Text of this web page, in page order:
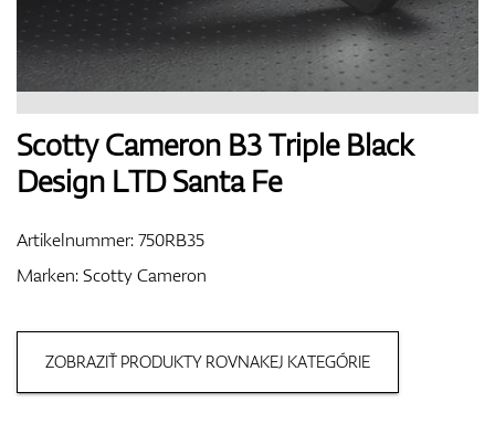
Handschuhe
Bags
Scotty Cameron B3 Triple Black
Design LTD Santa Fe
Artikelnummer:750RB35
Marken:Scotty Cameron
ZOBRAZIŤ PRODUKTY ROVNAKEJ KATEGÓRIE